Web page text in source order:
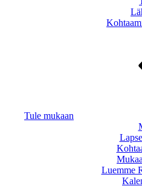
Tule mukaan
Luemme